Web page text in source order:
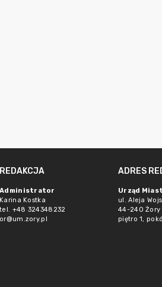
REDAKCJA
Administrator
Karina Kostka
tel. +48 324348232
or@um.zory.pl
ADRES
Urząd
ul. Aleja
44-240 Żory
piętro 1,